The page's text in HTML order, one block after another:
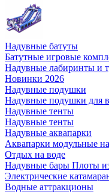
Надувные батуты
Батутные игровые
Надувные лабиринты и
Новинки 2026
Надувные подушки
Надувные подушки для
Надувные тенты
Надувные тенты
Надувные аквапарки
Аквапарки модульные
Отдых на воде
Надувные бары Плоты
Электрические
Водные аттракционы